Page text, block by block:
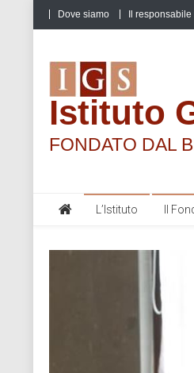
Skip
to
Dove siamo Il
Istituto
FONDATO DAL
L’Istituto Il